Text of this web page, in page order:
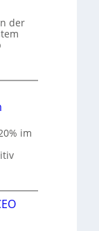
der
im